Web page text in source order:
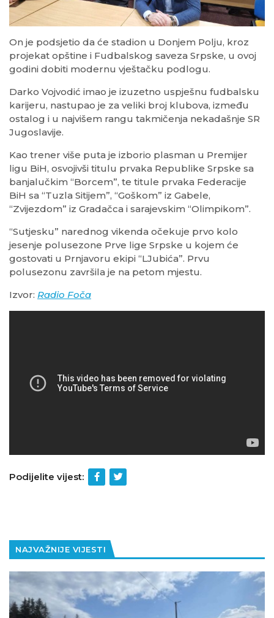
On je podsjetio da će stadion u Donjem Polju, kroz
projekat opštine i Fudbalskog saveza Srpske, u ovoj
godini dobiti modernu vještačku podlogu.
Darko Vojvodić imao je izuzetno uspješnu fudbalsku
karijeru, nastupao je za veliki broj klubova, između
ostalog i u najvišem rangu takmičenja nekadašnje SR
Jugoslavije.
Kao trener više puta je izborio plasman u Premijer
ligu BiH, osvojivši titulu prvaka Republike Srpske sa
banjalučkim “Borcem”, te titule prvaka Federacije
BiH sa “Tuzla Sitijem”, “Goškom” iz Gabele,
“Zvijezdom” iz Gradačca i sarajevskim “Olimpikom”.
“Sutjesku” narednog vikenda očekuje prvo kolo
jesenje polusezone Prve lige Srpske u kojem će
gostovati u Prnjavoru ekipi “LJubića”. Prvu
polusezonu završila je na petom mjestu.
Izvor: Radio Foča
Podijelite vijest:
NAJVAŽNIJE VIJESTI